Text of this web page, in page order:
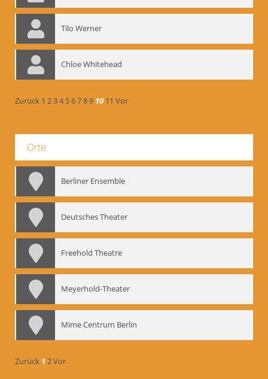
Tilo Werner
Chloe Whitehead
Zurück 1 234 56789 10 11 Vor
Orte
Berliner Ensemble
Deutsches Theater
Freehold Theatre
Meyerhold-Theater
Mime Centrum Berlin
Zurück 12Vor